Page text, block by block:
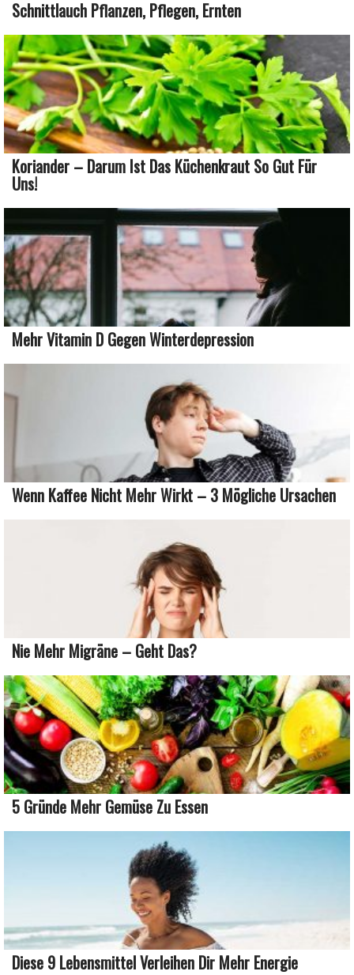
Schnittlauch Pflanzen, Pflegen, Ernten
Koriander – Darum Ist Das Küchenkraut So Gut Für
Uns!
Mehr Vitamin D Gegen Winterdepression
Wenn Kaffee Nicht Mehr Wirkt – 3 Mögliche Ursachen
Nie Mehr Migräne – Geht Das?
5 Gründe Mehr Gemüse Zu Essen
Diese 9 Lebensmittel Verleihen Dir Mehr Energie